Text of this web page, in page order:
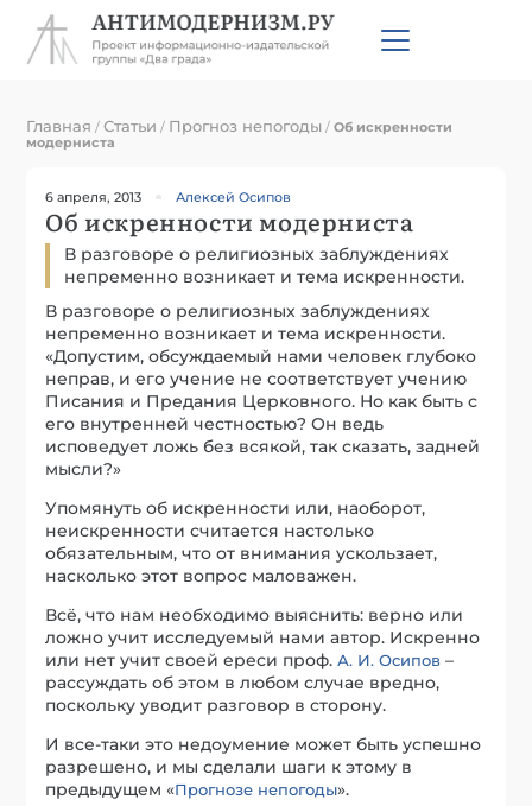
Главная /Статьи / Прогноз непогоды /Об искренности
модерниста
6 апреля, 2013 Алексей Осипов
Об искренности модерниста
В разговоре о религиозных заблуждениях
непременно возникает и тема искренности.
В разговоре о религиозных заблуждениях
непременно возникает и тема искренности.
«Допустим, обсуждаемый нами человек глубоко
неправ, и его учение не соответствует учению
Писания и Предания Церковного. Но как быть с
его внутренней честностью? Он ведь
исповедует ложь без всякой, так сказать, задней
мысли?»
Упомянуть об искренности или, наоборот,
неискренности считается настолько
обязательным, что от внимания ускользает,
насколько этот вопрос маловажен.
Всё, что нам необходимо выяснить: верно или
ложно учит исследуемый нами автор. Искренно
или нет учит своей ереси проф.А. И. Осипов –
рассуждать об этом в любом случае вредно,
поскольку уводит разговор в сторону.
И все-таки это недоумение может быть успешно
разрешено, и мы сделали шаги к этому в
предыдущем «Прогнозе непогоды».